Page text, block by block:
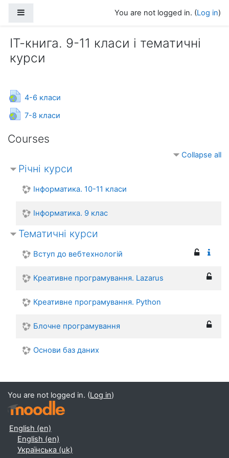
You are not logged in. (Log in)
ІТ-книга. 9-11 класи і тематичні
курси
4-6 класи
URL
7-8 класи
URL
Courses
Collapse all
Річні курси
Інформатика. 10-11 класи
Інформатика. 9 клас
Тематичні курси
Вступ до вебтехнологій
Креативне програмування. Lazarus
Креативне програмування. Python
Блочне програмування
Основи баз даних
You are not logged in. (Log in)
English ‎(en)‎
English ‎(en)‎
Українська ‎(uk)‎